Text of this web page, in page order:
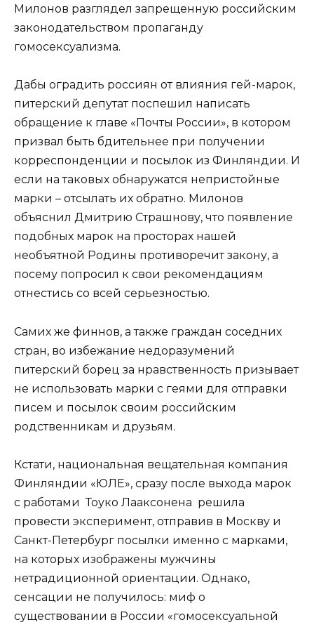
Милонов разглядел запрещенную российским
законодательством пропаганду
гомосексуализма.
Дабы оградить россиян от влияния гей-марок,
питерский депутат поспешил написать
обращение к главе «Почты России», в котором
призвал быть бдительнее при получении
корреспонденции и посылок из Финляндии. И
если на таковых обнаружатся непристойные
марки – отсылать их обратно. Милонов
объяснил Дмитрию Страшнову, что появление
подобных марок на просторах нашей
необъятной Родины противоречит закону, а
посему попросил к свои рекомендациям
отнестись со всей серьезностью.
Самих же финнов, а также граждан соседних
стран, во избежание недоразумений
питерский борец за нравственность призывает
не использовать марки с геями для отправки
писем и посылок своим российским
родственникам и друзьям.
Кстати, национальная вещательная компания
Финляндии «ЮЛЕ», сразу после выхода марок
с работами Тоуко Лааксонена решила
провести эксперимент, отправив в Москву и
Санкт-Петербург посылки именно с марками,
на которых изображены мужчины
нетрадиционной ориентации. Однако,
сенсации не получилось: миф о
существовании в России «гомосексуальной